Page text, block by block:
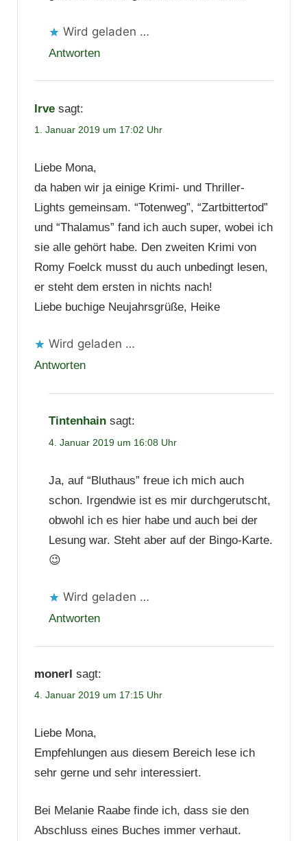
Wird geladen …
Antworten
Irve sagt:
1. Januar 2019 um 17:02 Uhr
Liebe Mona,
da haben wir ja einige Krimi- und Thriller-
Lights gemeinsam. “Totenweg”, “Zartbittertod”
und “Thalamus” fand ich auch super, wobei ich
sie alle gehört habe. Den zweiten Krimi von
Romy Foelck musst du auch unbedingt lesen,
er steht dem ersten in nichts nach!
Liebe buchige Neujahrsgrüße, Heike
Wird geladen …
Antworten
Tintenhain sagt:
4. Januar 2019 um 16:08 Uhr
Ja, auf “Bluthaus” freue ich mich auch
schon. Irgendwie ist es mir durchgerutscht,
obwohl ich es hier habe und auch bei der
Lesung war. Steht aber auf der Bingo-Karte.
😉
Wird geladen …
Antworten
monerl sagt:
4. Januar 2019 um 17:15 Uhr
Liebe Mona,
Empfehlungen aus diesem Bereich lese ich
sehr gerne und sehr interessiert.
Bei Melanie Raabe finde ich, dass sie den
Abschluss eines Buches immer verhaut.